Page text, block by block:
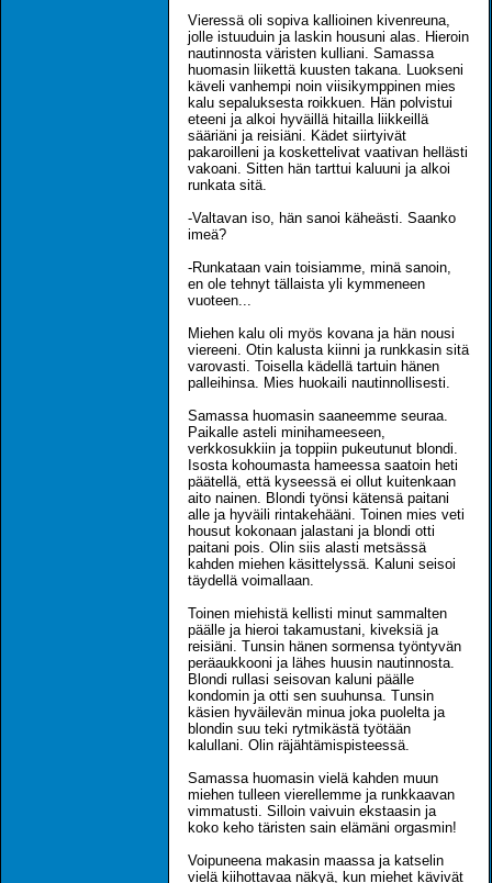
Vieressä oli sopiva kallioinen kivenreuna,
jolle istuuduin ja laskin housuni alas. Hieroin
nautinnosta väristen kulliani. Samassa
huomasin liikettä kuusten takana. Luokseni
käveli vanhempi noin viisikymppinen mies
kalu sepaluksesta roikkuen. Hän polvistui
eteeni ja alkoi hyväillä hitailla liikkeillä
sääriäni ja reisiäni. Kädet siirtyivät
pakaroilleni ja koskettelivat vaativan hellästi
vakoani. Sitten hän tarttui kaluuni ja alkoi
runkata sitä.
-Valtavan iso, hän sanoi käheästi. Saanko
imeä?
-Runkataan vain toisiamme, minä sanoin,
en ole tehnyt tällaista yli kymmeneen
vuoteen...
Miehen kalu oli myös kovana ja hän nousi
viereeni. Otin kalusta kiinni ja runkkasin sitä
varovasti. Toisella kädellä tartuin hänen
palleihinsa. Mies huokaili nautinnollisesti.
Samassa huomasin saaneemme seuraa.
Paikalle asteli minihameeseen,
verkkosukkiin ja toppiin pukeutunut blondi.
Isosta kohoumasta hameessa saatoin heti
päätellä, että kyseessä ei ollut kuitenkaan
aito nainen. Blondi työnsi kätensä paitani
alle ja hyväili rintakehääni. Toinen mies veti
housut kokonaan jalastani ja blondi otti
paitani pois. Olin siis alasti metsässä
kahden miehen käsittelyssä. Kaluni seisoi
täydellä voimallaan.
Toinen miehistä kellisti minut sammalten
päälle ja hieroi takamustani, kiveksiä ja
reisiäni. Tunsin hänen sormensa työntyvän
peräaukkooni ja lähes huusin nautinnosta.
Blondi rullasi seisovan kaluni päälle
kondomin ja otti sen suuhunsa. Tunsin
käsien hyväilevän minua joka puolelta ja
blondin suu teki rytmikästä työtään
kalullani. Olin räjähtämispisteessä.
Samassa huomasin vielä kahden muun
miehen tulleen vierellemme ja runkkaavan
vimmatusti. Silloin vaivuin ekstaasin ja
koko keho täristen sain elämäni orgasmin!
Voipuneena makasin maassa ja katselin
vielä kiihottavaa näkyä, kun miehet kävivät